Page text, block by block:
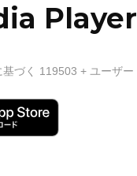
Player
づく 119503 + ユーザー